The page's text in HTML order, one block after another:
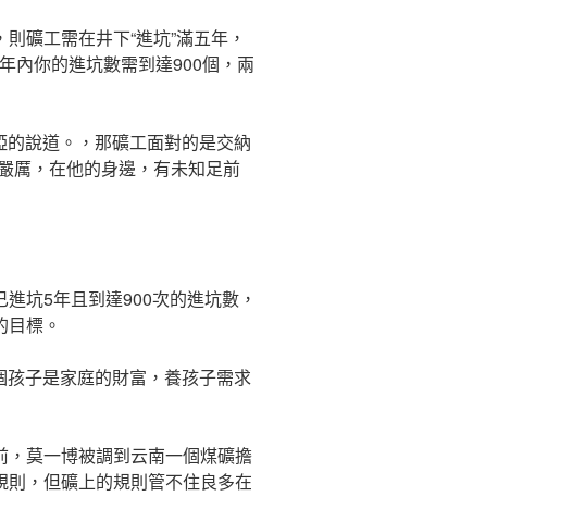
礦工需在井下“進坑”滿五年，
內你的進坑數需到達900個，兩
的說道。，那礦工面對的是交納
厲，在他的身邊，有未知足前
坑5年且到達900次的進坑數，
標。
孩子是家庭的財富，養孩子需求
莫一博被調到云南一個煤礦擔
，但礦上的規則管不住良多在